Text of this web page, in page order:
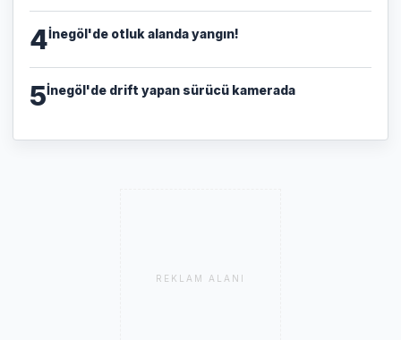
4İnegöl'de otluk alanda yangın!
5İnegöl'de drift yapan sürücü kamerada
REKLAM ALANI